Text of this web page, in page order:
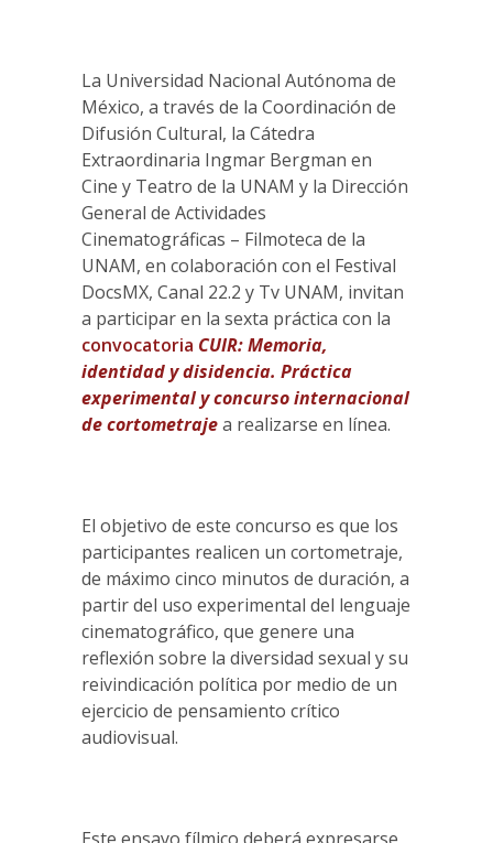
La Universidad Nacional Autónoma de
México, a través de la Coordinación de
Difusión Cultural, la Cátedra
Extraordinaria Ingmar Bergman en
Cine y Teatro de la UNAM y la Dirección
General de Actividades
Cinematográficas – Filmoteca de la
UNAM, en colaboración con el Festival
DocsMX, Canal 22.2 y Tv UNAM, invitan
a participar en la sexta práctica con la
convocatoria CUIR: Memoria,
identidad y disidencia. Práctica
experimental y concurso internacional
de cortometrajea realizarse en línea.
El objetivo de este concurso es que los
participantes realicen un cortometraje,
de máximo cinco minutos de duración, a
partir del uso experimental del lenguaje
cinematográfico, que genere una
reflexión sobre la diversidad sexual y su
reivindicación política por medio de un
ejercicio de pensamiento crítico
audiovisual.